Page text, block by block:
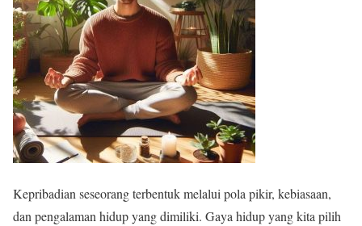
Kepribadian seseorang terbentuk melalui pola pikir, kebiasaan,
dan pengalaman hidup yang dimiliki. Gaya hidup yang kita pilih